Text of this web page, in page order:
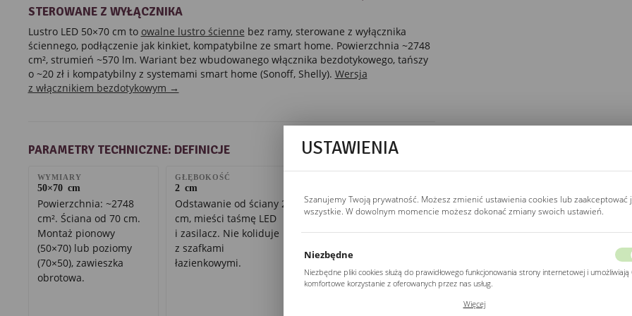
STEROWANE Z WYŁĄCZNIKA
Lustro LED 50×70 cm to owalne lustro ścienne bez ramy, sterowane z wyłącznika
ściennego, podłączenie jak kinkiet, kompatybilne ze smart home. Powierzchnia ~2748
cm², strumień ~570 lm. Wariant bez wbudowanego włącznika bezdotykowego, tańszy
o ~20 zł i kompatybilny z systemami smart home (Sonoff, Shelly). Wersja
z włącznikiem bezdotykowym →
PARAMETRY TECHNICZNE: DEFINICJE
WYMIARY
50×70 cm
Powierzchnia: ~2748
cm². Ściana od 70 cm.
Montaż pionowy
(50×70) lub poziomy
(70×50), zawieszka
obrotowa.
GŁĘBOKOŚĆ
2 cm
Odstawanie od ściany 2
cm, mieści taśmę LED
i zasilacz. Nie koliduje
z szafkami
łazienkowymi.
Podłączenie jak kinkiet,
dwa lub trzy przewody
(L, N, PE) przez
wyłącznik ścienny.
Kompatybilne ze smart
home, sterownik Wi-Fi
(Sonoff Mini, Shelly 1)
USTAWIENIA
Szanujemy Twoją prywatność. Możesz zmienić ustawienia cookies lub zaakceptować
wszystkie. W dowolnym momencie możesz dokonać zmiany swoich ustawień.
Niezbędne
Niezbędne pliki cookies służą do prawidłowego funkcjonowania strony internetowej i umożliwiają
komfortowe korzystanie z oferowanych przez nas usług.
Twoich ustawień preferencji prywatności, logowania czy wypełniania formularzy. Dzięki plikom
Więcej